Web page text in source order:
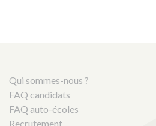
Qui sommes-nous ?
FAQ candidats
FAQ auto-écoles
Recrutement